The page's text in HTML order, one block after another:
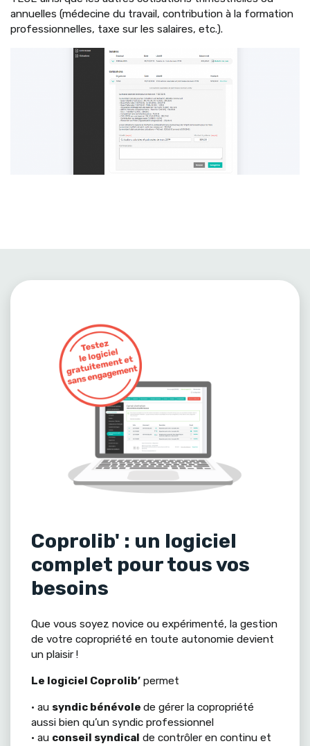
annuelles (médecine du travail, contribution à la formation
professionnelles, taxe sur les salaires, etc.).
Coprolib' : un logiciel
complet pour tous vos
besoins
Que vous soyez novice ou expérimenté, la gestion
de votre copropriété en toute autonomie devient
un plaisir !
Le logiciel Coprolib’ permet
• au syndic bénévolede gérer la copropriété
aussi bien qu’un syndic professionnel
• au conseil syndical de contrôler en continu et